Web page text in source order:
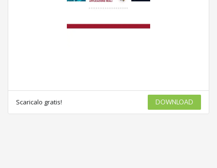
Scaricalo gratis! DOWNLOAD